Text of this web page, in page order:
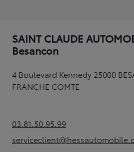
SAINT CLAUDE
Besancon
4 Boulevard Kennedy 25000
FRANCHE COMTE
03.81.50.95.99(Opens in new tab)
(Opens in new